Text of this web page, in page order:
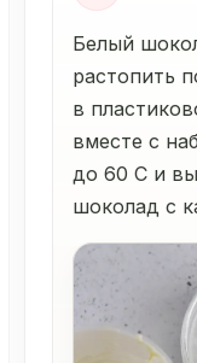
Белый
растопить
в
вместе с
до 60 С и
шоколад с